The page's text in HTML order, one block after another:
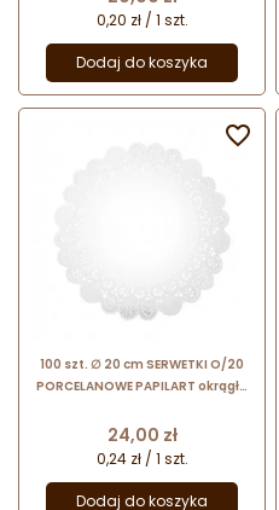
0,20 zł / 1 szt.
Dodaj do koszyka
100 szt. ∅ 20 cm SERWETKI O/20
PORCELANOWE PAPILART okrągłe
Cena
24,00 zł
0,24 zł / 1 szt.
Dodaj do koszyka
